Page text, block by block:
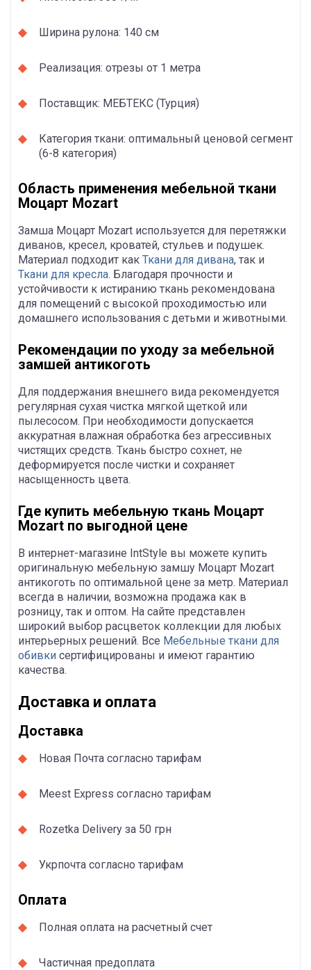
Ширина рулона: 140 см
Реализация: отрезы от 1 метра
Поставщик: МЕБТЕКС (Турция)
Категория ткани: оптимальный ценовой сегмент
(6-8 категория)
Область применения мебельной ткани
Моцарт Mozart
Замша Моцарт Mozart используется для перетяжки
диванов, кресел, кроватей, стульев и подушек.
Материал подходит как Ткани для дивана, так и
Ткани для кресла. Благодаря прочности и
устойчивости к истиранию ткань рекомендована
для помещений с высокой проходимостью или
домашнего использования с детьми и животными.
Рекомендации по уходу за мебельной
замшей антикоготь
Для поддержания внешнего вида рекомендуется
регулярная сухая чистка мягкой щеткой или
пылесосом. При необходимости допускается
аккуратная влажная обработка без агрессивных
чистящих средств. Ткань быстро сохнет, не
деформируется после чистки и сохраняет
насыщенность цвета.
Где купить мебельную ткань Моцарт
Mozart по выгодной цене
В интернет-магазине IntStyle вы можете купить
оригинальную мебельную замшу Моцарт Mozart
антикоготь по оптимальной цене за метр. Материал
всегда в наличии, возможна продажа как в
розницу, так и оптом. На сайте представлен
широкий выбор расцветок коллекции для любых
интерьерных решений. Все Мебельные ткани для
обивки сертифицированы и имеют гарантию
качества.
Доставка и оплата
Доставка
Новая Почта согласно тарифам
Meest Express согласно тарифам
Rozetka Delivery за 50 грн
Укрпочта согласно тарифам
Оплата
Полная оплата на расчетный счет
Частичная предоплата